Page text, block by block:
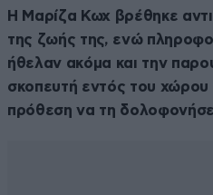
Η Μαρίζα Κωχ βρέθηκε
της ζωής της, ενώ
ήθελαν ακόμα και την
σκοπευτή εντός του
πρόθεση να τη